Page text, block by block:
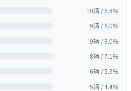
10辆 / 8.8%
9辆 / 8.0%
9辆 / 8.0%
8辆 / 7.1%
6辆 / 5.3%
5辆 / 4.4%